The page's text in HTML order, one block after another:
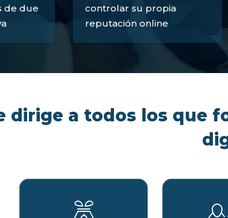
de due
controlar su propia
reputación online
dirige a todos los que